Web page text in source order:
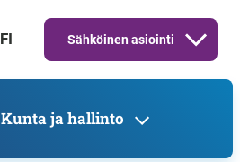
FI Sähköinen asiointi
Kunta ja hallinto